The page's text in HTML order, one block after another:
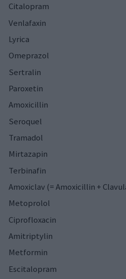
Citalopram
Venlafaxin
Lyrica
Omeprazol
Sertralin
Paroxetin
Amoxicillin
Seroquel
Tramadol
Mirtazapin
Terbinafin
Amoxiclav (= Amoxicillin +
Metoprolol
Ciprofloxacin
Amitriptylin
Metformin
Escitalopram